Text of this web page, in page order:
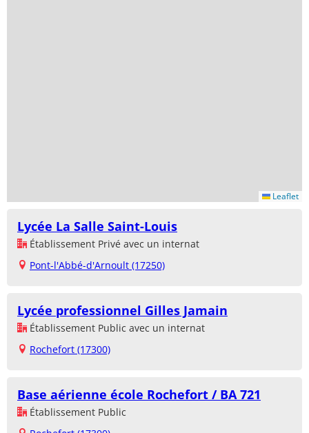
Leaflet
Lycée La Salle Saint-Louis
Établissement Privé avec un internat
Pont-l'Abbé-d'Arnoult (17250)
Lycée professionnel Gilles Jamain
Établissement Public avec un internat
Rochefort (17300)
Base aérienne école Rochefort / BA 721
Établissement Public